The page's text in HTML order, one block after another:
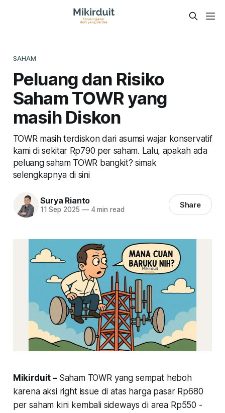
SAHAM
Peluang dan Risiko
Saham TOWR yang
masih Diskon
TOWR masih terdiskon dari asumsi wajar konservatif
kami di sekitar Rp790 per saham. Lalu, apakah ada
peluang saham TOWR bangkit? simak
selengkapnya di sini
Surya Rianto
11 Sep 2025 —4 min read Share
Mikirduit – Saham TOWR yang sempat heboh
karena aksi right issue di atas harga pasar Rp680
per saham kini kembali sideways di area Rp550 -